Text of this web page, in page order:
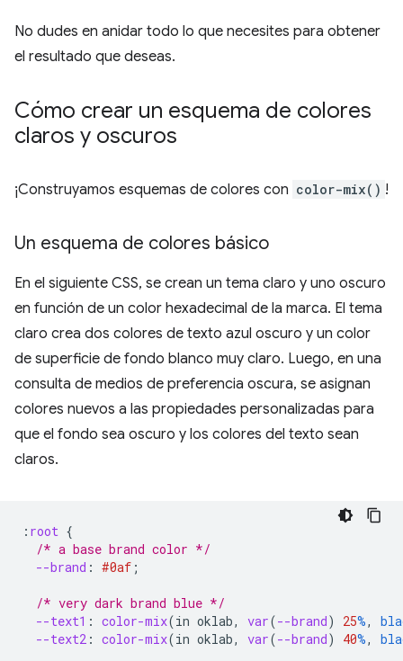
No dudes en anidar todo lo que necesites para obtener
el resultado que deseas.
Cómo crear un esquema de colores
claros y oscuros
¡Construyamos esquemas de colores con color-mix() !
Un esquema de colores básico
En el siguiente CSS, se crean un tema claro y uno oscuro
en función de un color hexadecimal de la marca. El tema
claro crea dos colores de texto azul oscuro y un color
de superficie de fondo blanco muy claro. Luego, en una
consulta de medios de preferencia oscura, se asignan
colores nuevos a las propiedades personalizadas para
que el fondo sea oscuro y los colores del texto sean
claros.
: root {
/* a base brand color */
--brand : #0af ;
/* very dark brand blue */
--text1 : color-mix(in oklab, var(--brand) 25%,
--text2 : color-mix(in oklab, var(--brand) 40%,